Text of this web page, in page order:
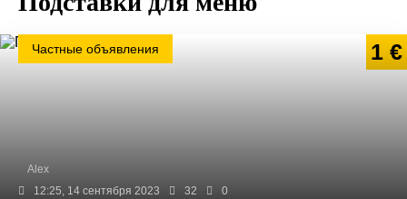
1 €
Частные объявления
Alex
12:25, 14 сентября 2023
32 0